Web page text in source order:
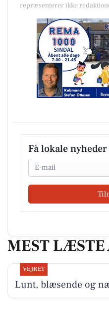
repræsenterer ikke
Få lokale nyheder
Email
MEST
VEJRET
Lunt, blæsende og